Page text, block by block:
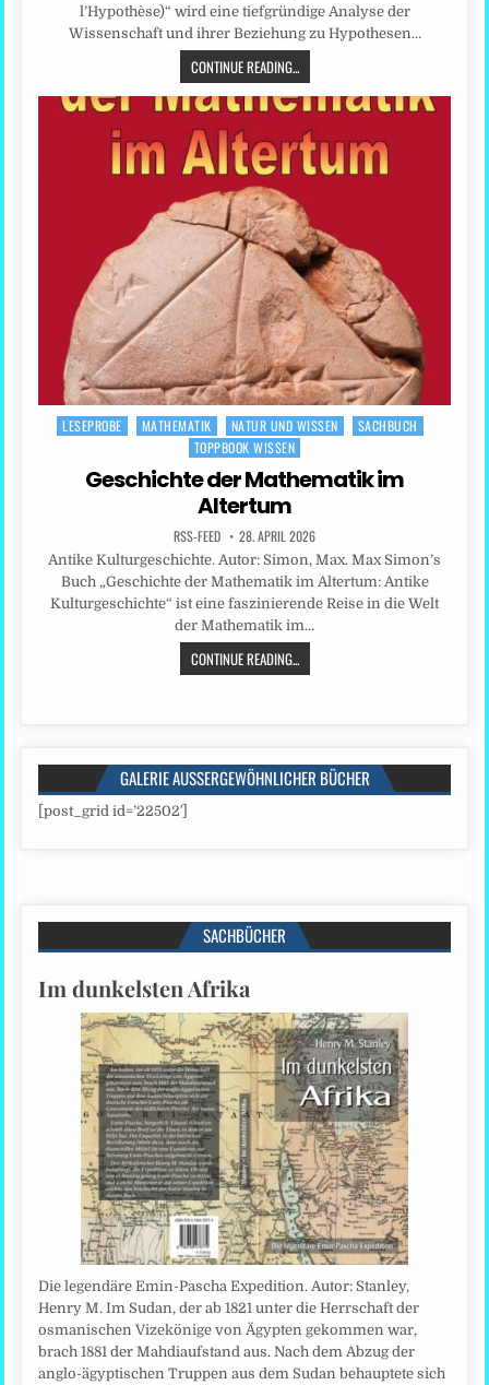
l’Hypothèse)“ wird eine tiefgründige Analyse der
Wissenschaft und ihrer Beziehung zu Hypothesen…
CONTINUE READING...
Posted
LESEPROBE MATHEMATIK NATUR UND WISSEN
SACHBUCH
TOPPBOOK WISSEN
Geschichte der Mathematik im
Altertum
RSS-FEED 28. APRIL 2026
Antike Kulturgeschichte. Autor: Simon, Max. Max Simon’s
Buch „Geschichte der Mathematik im Altertum: Antike
Kulturgeschichte“ ist eine faszinierende Reise in die Welt
der Mathematik im…
CONTINUE READING...
GALERIE AUSSERGEWÖHNLICHER BÜCHER
[post_grid id=’22502′]
SACHBÜCHER
Im dunkelsten Afrika
Die legendäre Emin-Pascha Expedition. Autor: Stanley,
Henry M. Im Sudan, der ab 1821 unter die Herrschaft der
osmanischen Vizekönige von Ägypten gekommen war,
brach 1881 der Mahdiaufstand aus. Nach dem Abzug der
anglo-ägyptischen Truppen aus dem Sudan behauptete sich